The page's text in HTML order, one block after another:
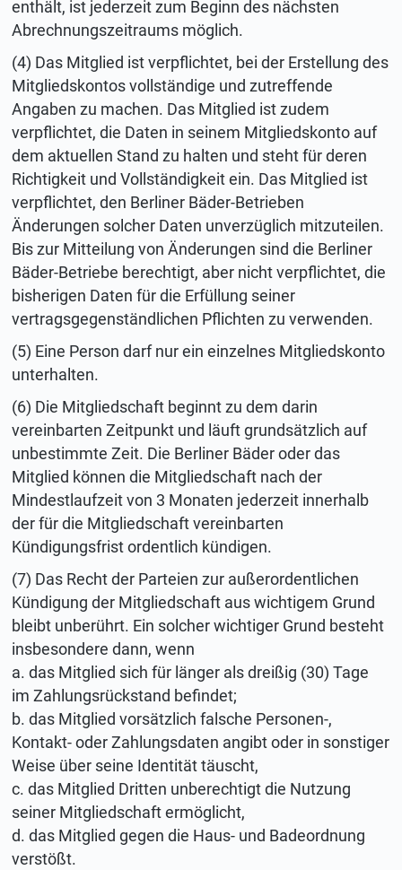
enthält, ist jederzeit zum Beginn des nächsten
Abrechnungszeitraums möglich.
(4) Das Mitglied ist verpflichtet, bei der Erstellung des
Mitgliedskontos vollständige und zutreffende
Angaben zu machen. Das Mitglied ist zudem
verpflichtet, die Daten in seinem Mitgliedskonto auf
dem aktuellen Stand zu halten und steht für deren
Richtigkeit und Vollständigkeit ein. Das Mitglied ist
verpflichtet, den Berliner Bäder-Betrieben
Änderungen solcher Daten unverzüglich mitzuteilen.
Bis zur Mitteilung von Änderungen sind die Berliner
Bäder-Betriebe berechtigt, aber nicht verpflichtet, die
bisherigen Daten für die Erfüllung seiner
vertragsgegenständlichen Pflichten zu verwenden.
(5) Eine Person darf nur ein einzelnes Mitgliedskonto
unterhalten.
(6) Die Mitgliedschaft beginnt zu dem darin
vereinbarten Zeitpunkt und läuft grundsätzlich auf
unbestimmte Zeit. Die Berliner Bäder oder das
Mitglied können die Mitgliedschaft nach der
Mindestlaufzeit von 3 Monaten jederzeit innerhalb
der für die Mitgliedschaft vereinbarten
Kündigungsfrist ordentlich kündigen.
(7) Das Recht der Parteien zur außerordentlichen
Kündigung der Mitgliedschaft aus wichtigem Grund
bleibt unberührt. Ein solcher wichtiger Grund besteht
insbesondere dann, wenn
a. das Mitglied sich für länger als dreißig (30) Tage
im Zahlungsrückstand befindet;
b. das Mitglied vorsätzlich falsche Personen-,
Kontakt- oder Zahlungsdaten angibt oder in sonstiger
Weise über seine Identität täuscht,
c. das Mitglied Dritten unberechtigt die Nutzung
seiner Mitgliedschaft ermöglicht,
d. das Mitglied gegen die Haus- und Badeordnung
verstößt.